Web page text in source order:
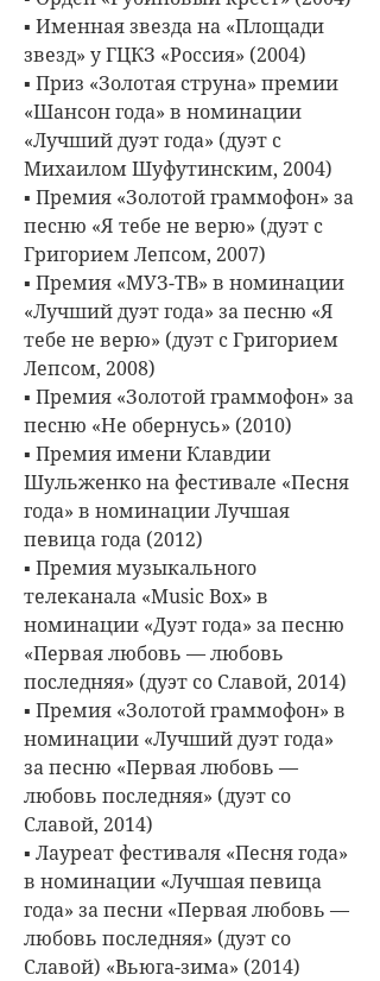
▪ Именная звезда на «Площади
звезд» у ГЦКЗ «Россия» (2004)
▪ Приз «Золотая струна» премии
«Шансон года» в номинации
«Лучший дуэт года» (дуэт с
Михаилом Шуфутинским, 2004)
▪ Премия «Золотой граммофон» за
песню «Я тебе не верю» (дуэт с
Григорием Лепсом, 2007)
▪ Премия «МУЗ-ТВ» в номинации
«Лучший дуэт года» за песню «Я
тебе не верю» (дуэт с Григорием
Лепсом, 2008)
▪ Премия «Золотой граммофон» за
песню «Не обернусь» (2010)
▪ Премия имени Клавдии
Шульженко на фестивале «Песня
года» в номинации Лучшая
певица года (2012)
▪ Премия музыкального
телеканала «Music Box» в
номинации «Дуэт года» за песню
«Первая любовь — любовь
последняя» (дуэт со Славой, 2014)
▪ Премия «Золотой граммофон» в
номинации «Лучший дуэт года»
за песню «Первая любовь —
любовь последняя» (дуэт со
Славой, 2014)
▪ Лауреат фестиваля «Песня года»
в номинации «Лучшая певица
года» за песни «Первая любовь —
любовь последняя» (дуэт со
Славой) «Вьюга-зима» (2014)